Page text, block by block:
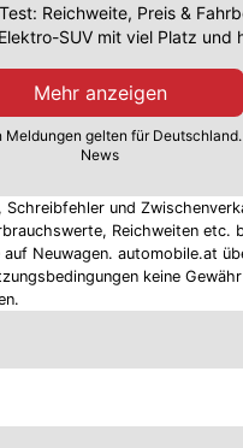
Reichweite, Preis &
SUV mit viel Platz und
Mehr anzeigen
Meldungen gelten für
News
und
Reichweiten etc.
Neuwagen. automobile.at
keine